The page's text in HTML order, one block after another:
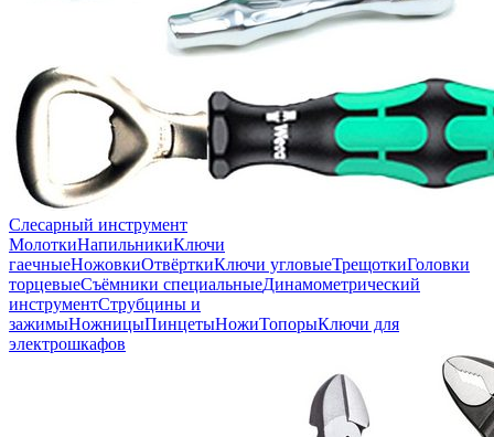
Слесарный инструмент
МолоткиНапильникиКлючи
гаечныеНожовкиОтвёрткиКлючи угловыеТрещоткиГоловки
торцевыеСъёмники специальныеДинамометрический
инструментСтрубцины и
зажимыНожницыПинцетыНожиТопорыКлючи для
электрошкафов